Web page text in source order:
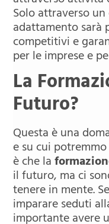
Solo attraverso
adattamento sarà
competitivi e
per le imprese e
La
Futuro?
Questa è una
e su cui
è che la
il futuro, ma ci
tenere in mente.
imparare seduti
importante avere